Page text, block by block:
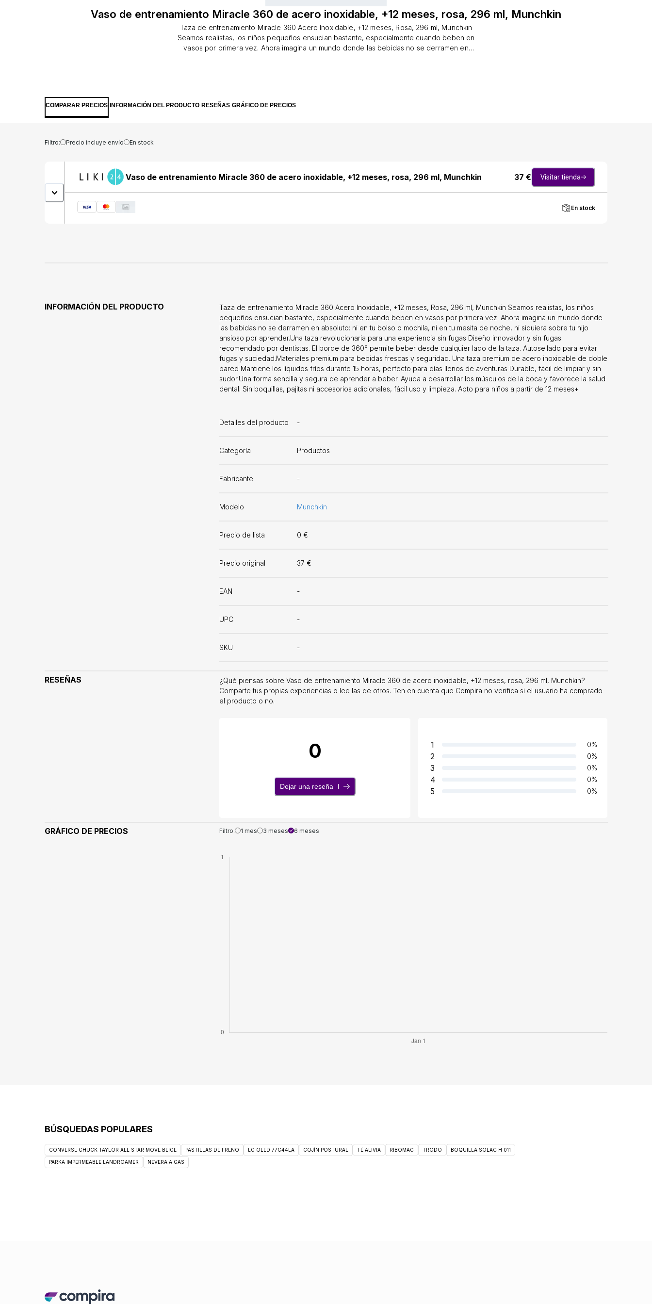
Vaso de entrenamiento Miracle 360 de acero inoxidable, +12 meses, rosa, 296 ml, Munchkin
Taza de entrenamiento Miracle 360 ​​Acero Inoxidable, +12 meses, Rosa, 296 ml, Munchkin
Seamos realistas, los niños pequeños ensucian bastante, especialmente cuando beben en
vasos por primera vez. Ahora imagina un mundo donde las bebidas no se derramen en
durante 15 horas, perfecto para días llenos de aventuras Durable, fácil de limpiar y sin
COMPARAR PRECIOS INFORMACIÓN DEL PRODUCTO RESEÑAS GRÁFICO DE PRECIOS
Filtro: Precio incluye envío En stock
Vaso de entrenamiento Miracle 360 de acero inoxidable, +12 meses, rosa, 296 ml, Munchkin 37 € Visitar tienda
En stock
INFORMACIÓN DEL PRODUCTO
Taza de entrenamiento Miracle 360 ​​Acero Inoxidable, +12 meses, Rosa, 296 ml, Munchkin Seamos realistas, los niños
pequeños ensucian bastante, especialmente cuando beben en vasos por primera vez. Ahora imagina un mundo donde
las bebidas no se derramen en absoluto: ni en tu bolso o mochila, ni en tu mesita de noche, ni siquiera sobre tu hijo
ansioso por aprender.Una taza revolucionaria para una experiencia sin fugas Diseño innovador y sin fugas
recomendado por dentistas. El borde de 360° permite beber desde cualquier lado de la taza. Autosellado para evitar
fugas y suciedad.Materiales premium para bebidas frescas y seguridad. Una taza premium de acero inoxidable de doble
pared Mantiene los líquidos fríos durante 15 horas, perfecto para días llenos de aventuras Durable, fácil de limpiar y sin
sudor.Una forma sencilla y segura de aprender a beber. Ayuda a desarrollar los músculos de la boca y favorece la salud
dental. Sin boquillas, pajitas ni accesorios adicionales, fácil uso y limpieza. Apto para niños a partir de 12 meses+
Detalles del producto -
Categoría Productos
Fabricante -
Modelo Munchkin
Precio de lista 0 €
Precio original 37 €
EAN -
UPC -
SKU -
RESEÑAS
¿Qué piensas sobre Vaso de entrenamiento Miracle 360 de acero inoxidable, +12 meses, rosa, 296 ml, Munchkin?
Comparte tus propias experiencias o lee las de otros. Ten en cuenta que Compira no verifica si el usuario ha comprado
el producto o no.
0
Dejar una reseña
1 0%
2 0%
3 0%
4 0%
5 0%
GRÁFICO DE PRECIOS Filtro: 1 mes 3 meses 6 meses
BÚSQUEDAS POPULARES
CONVERSE CHUCK TAYLOR ALL STAR MOVE BEIGE PASTILLAS DE FRENO LG OLED 77C44LA COJÍN POSTURAL TÉ ALIVIA RIBOMAG TRODO BOQUILLA SOLAC H 011
PARKA IMPERMEABLE LANDROAMER NEVERA A GAS